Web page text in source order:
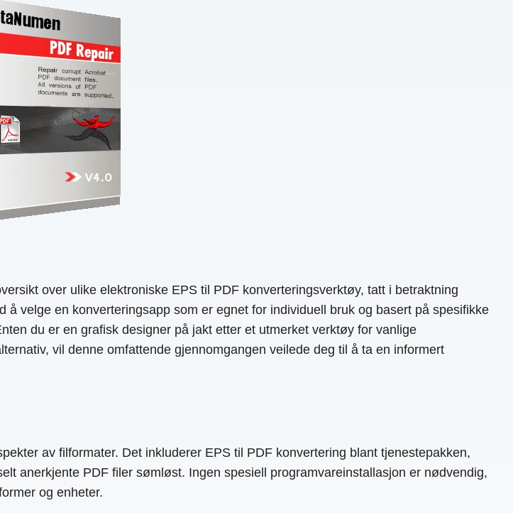
over ulike elektroniske EPS til PDF konverteringsverktøy, tatt i betraktning
velge en konverteringsapp som er egnet for individuell bruk og basert på spesifikke
du er en grafisk designer på jakt etter et utmerket verktøy for vanlige
vil denne omfattende gjennomgangen veilede deg til å ta en informert
av filformater. Det inkluderer EPS til PDF konvertering blant tjenestepakken,
anerkjente PDF filer sømløst. Ingen spesiell programvareinstallasjon er nødvendig,
og enheter.